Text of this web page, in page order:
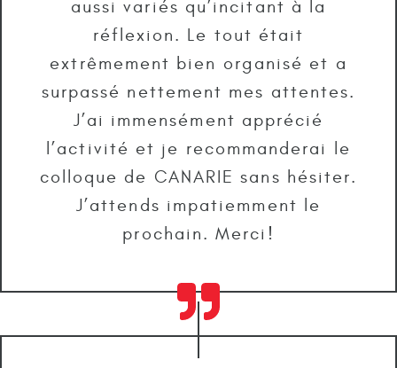
aussi variés qu’incitant à la
réflexion. Le tout était
extrêmement bien organisé et a
surpassé nettement mes attentes.
J’ai immensément apprécié
l’activité et je recommanderai le
colloque de CANARIE sans hésiter.
J’attends impatiemment le
prochain. Merci!